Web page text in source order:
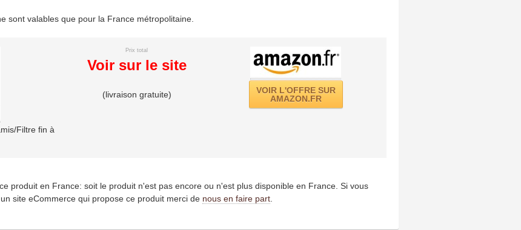
sont valables que pour la France métropolitaine.
Filtre fin à
Prix total
Voir sur le site
(livraison gratuite)
VOIR L'OFFRE SUR
AMAZON.FR
produit en France: soit le produit n'est pas encore ou n'est plus disponible en France. Si vous
site eCommerce qui propose ce produit merci de nous en faire part